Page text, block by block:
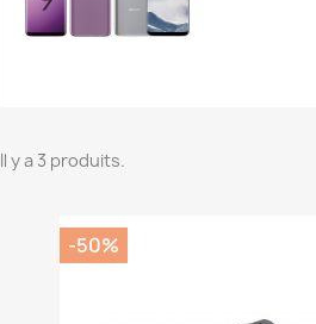
Il y a 3 produits.
-50%